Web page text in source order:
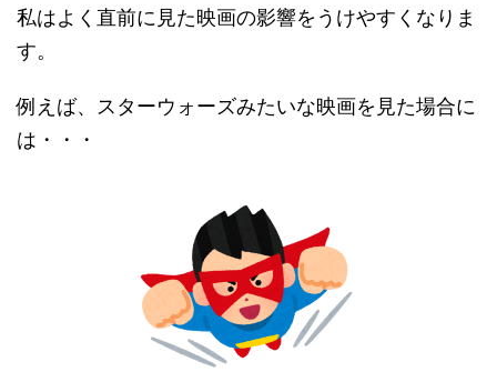
私はよく直前に見た映画の影響をうけやすくなりま
す。
例えば、スターウォーズみたいな映画を見た場合に
は・・・